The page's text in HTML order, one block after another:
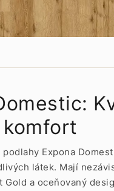
Expona
látek. Mají
Gold a oceňovaný